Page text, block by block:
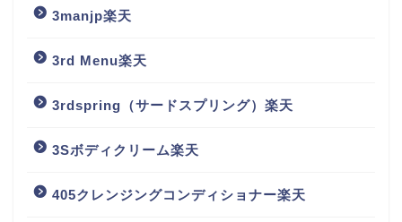
3manjp楽天
3rd Menu楽天
3rdspring（サードスプリング）楽天
3Sボディクリーム楽天
405クレンジングコンディショナー楽天